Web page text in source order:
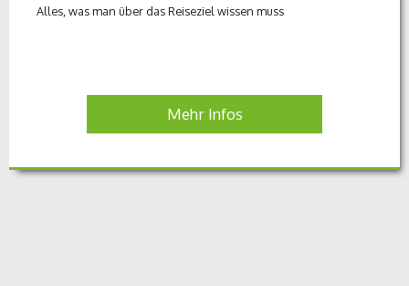
Alles, was man über das Reiseziel wissen muss
Mehr Infos